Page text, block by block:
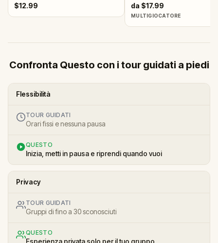
$12.99 da $17.99
MULTIGIOCATORE
Confronta Questo con i tour guidati a piedi
Flessibilità
TOUR GUIDATI
Orari fissi e nessuna pausa
QUESTO
Inizia, metti in pausa e riprendi quando vuoi
Privacy
TOUR GUIDATI
Gruppi di fino a 30 sconosciuti
QUESTO
Esperienza privata solo per il tuo gruppo